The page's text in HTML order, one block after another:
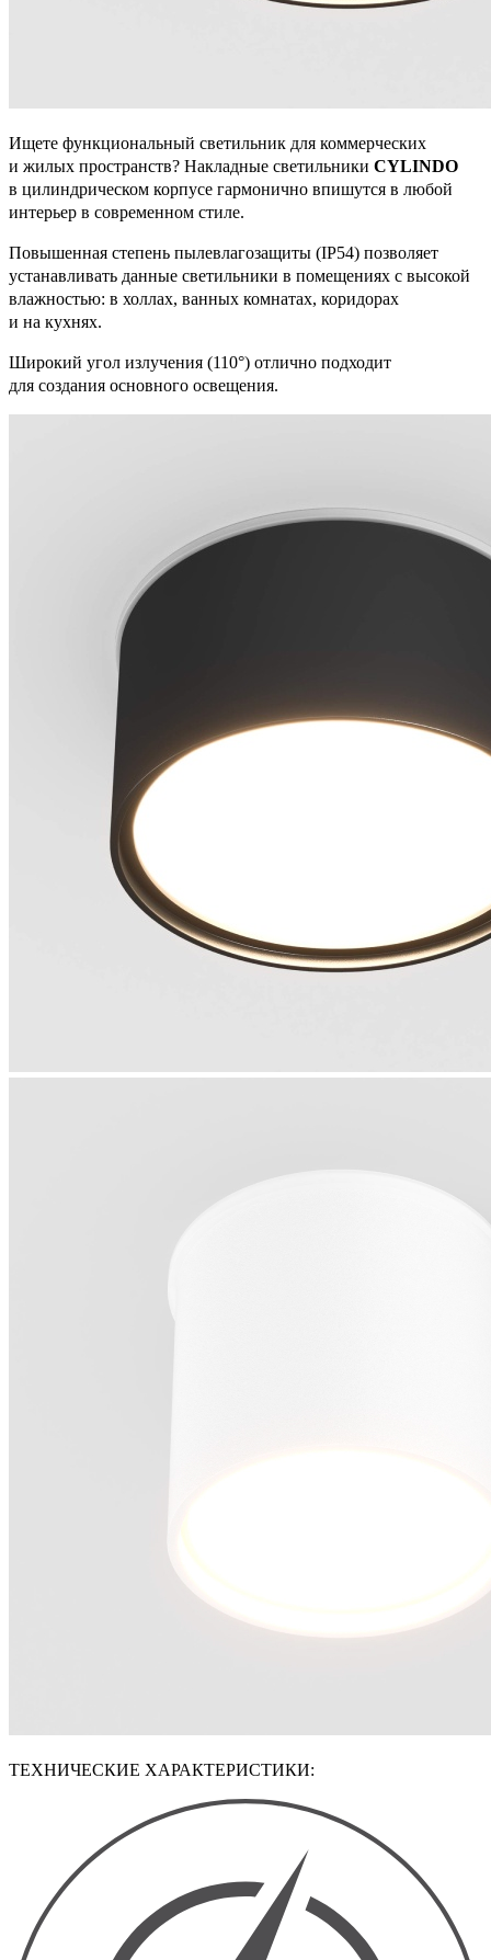
Ищете функциональный светильник для коммерческих
и жилых пространств? Накладные светильники CYLINDO
в цилиндрическом корпусе гармонично впишутся в любой
интерьер в современном стиле.
Повышенная степень пылевлагозащиты (IP54) позволяет
устанавливать данные светильники в помещениях с высокой
влажностью: в холлах, ванных комнатах, коридорах
и на кухнях.
Широкий угол излучения (110°) отлично подходит
для создания основного освещения.
ТЕХНИЧЕСКИЕ ХАРАКТЕРИСТИКИ: